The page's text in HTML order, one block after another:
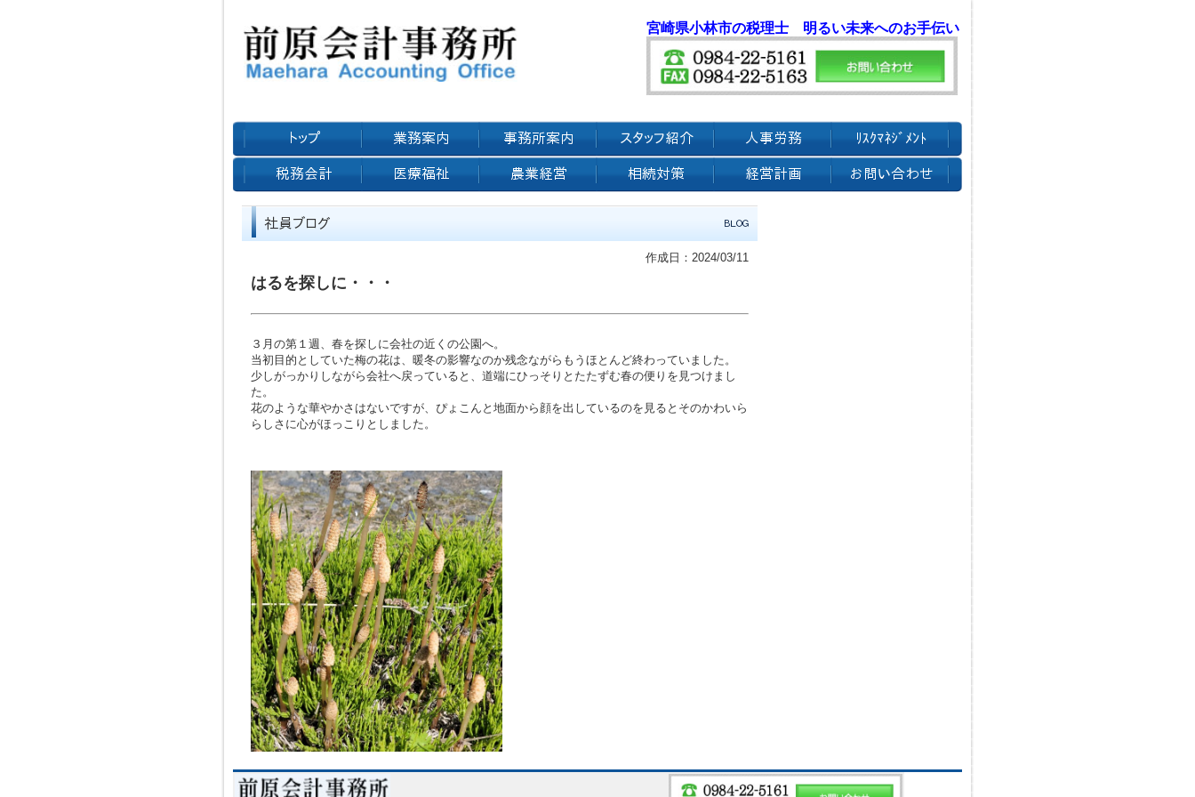
宮崎県小林市の税理士 明るい未来へのお手伝い
作成日：2024/03/11
はるを探しに・・・
３月の第１週、春を探しに会社の近くの公園へ。
当初目的としていた梅の花は、暖冬の影響なのか残念ながらもうほとんど終わっていました。
少しがっかりしながら会社へ戻っていると、道端にひっそりとたたずむ春の便りを見つけまし
た。
花のような華やかさはないですが、ぴょこんと地面から顔を出しているのを見るとそのかわいら
らしさに心がほっこりとしました。